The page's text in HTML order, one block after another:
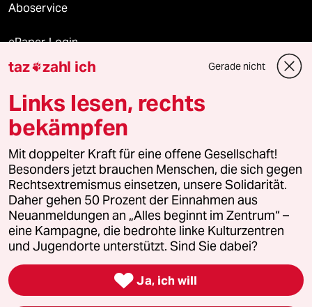
Aboservice
ePaper Login
Downloads für Abonnierende
© 2026 taz Verlags und Vertriebs GmbH
Alle Rechte vorbehalten. Bei rechtlichen Fragen oder für Genehmigungen
wenden Sie sich bitte an
lizenzen@taz.de
Feedback Redaktionsstatut Kommune-Richtlinien
Leitlinie Informant Datenschutz Impressum AGB
Seitenwende Einwilligungen widerrufen (Ads)
taz zahl ich Gerade nicht
Links lesen, rechts
bekämpfen
Mit doppelter Kraft für eine offene Gesellschaft!
Besonders jetzt brauchen Menschen, die sich gegen
Rechtsextremismus einsetzen, unsere Solidarität.
Daher gehen 50 Prozent der Einnahmen aus
Neuanmeldungen an „Alles beginnt im Zentrum“ –
eine Kampagne, die bedrohte linke Kulturzentren
und Jugendorte unterstützt. Sind Sie dabei?
 Ja, ich will